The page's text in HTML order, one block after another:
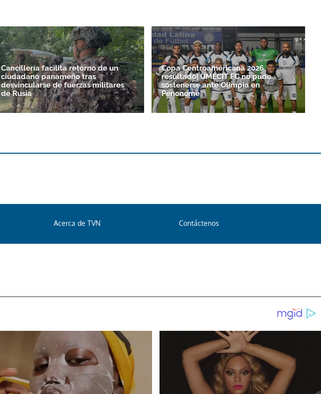
Cancillería facilita retorno de un
ciudadano panameño tras
desvincularse de fuerzas militares
de Rusia
Copa Centroamericana 2026
resultado| UMECIT FC no pudo
sostenerse ante Olimpia en
Penonomé
Acerca de TVN Contáctenos